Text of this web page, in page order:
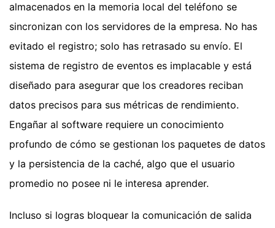
almacenados en la memoria local del teléfono se
sincronizan con los servidores de la empresa. No has
evitado el registro; solo has retrasado su envío. El
sistema de registro de eventos es implacable y está
diseñado para asegurar que los creadores reciban
datos precisos para sus métricas de rendimiento.
Engañar al software requiere un conocimiento
profundo de cómo se gestionan los paquetes de datos
y la persistencia de la caché, algo que el usuario
promedio no posee ni le interesa aprender.
Incluso si logras bloquear la comunicación de salida